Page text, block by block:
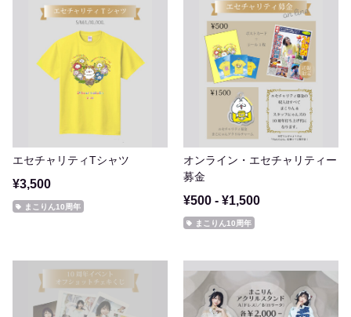
エセチャリティTシャツ
¥3,500
まこりん10周年
オンライン・エセチャリティー
募金
¥500 - ¥1,500
まこりん10周年